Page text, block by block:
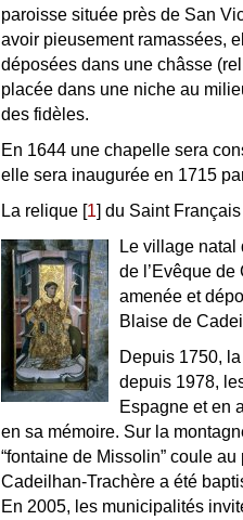
paroisse située près de San
avoir pieusement ramassées,
déposées dans une châsse
placée dans une niche au
des fidèles.
En 1644 une chapelle sera
elle sera inaugurée en 1715
La relique [1] du Saint
Le village natal
de l’Evêque
amenée et
Blaise de
Depuis 1750,
depuis 1978,
Espagne et en
en sa mémoire. Sur la
“fontaine de Missolin” coule
Cadeilhan-Trachère a été
En 2005, les municipalités